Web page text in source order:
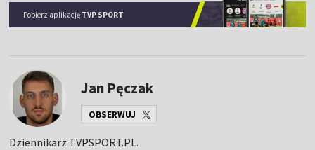
Pobierz aplikację TVP SPORT
Jan Pęczak
OBSERWUJ
Dziennikarz TVPSPORT.PL.